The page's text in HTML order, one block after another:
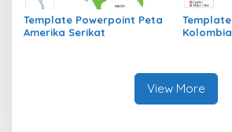
Template Powerpoint Peta
Amerika Serikat
Kolombia
View More